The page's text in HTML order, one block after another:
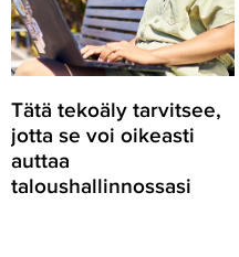
oikeasti
auttaa
taloushallinnossasi
Tätä tekoäly tarvitsee,
jotta se voi oikeasti
auttaa
taloushallinnossasi